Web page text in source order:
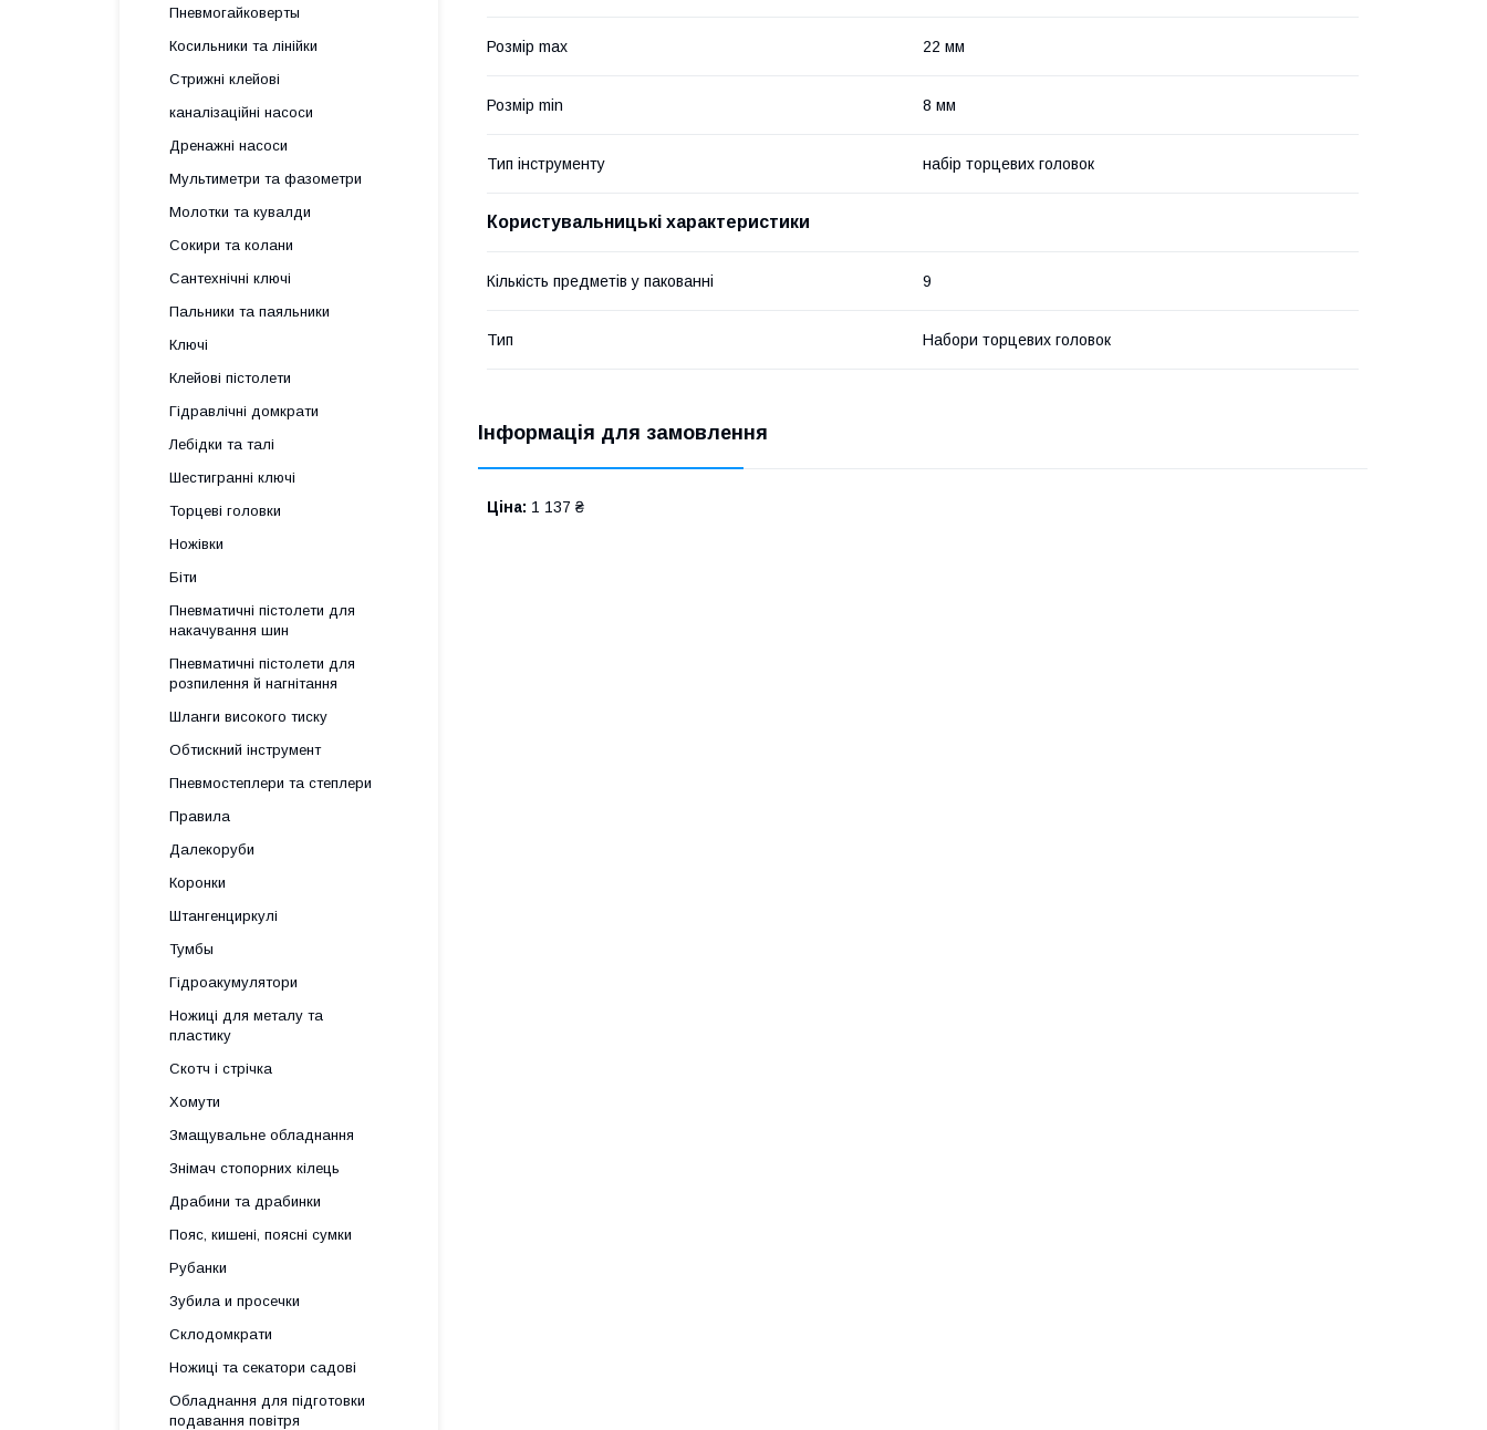
Розмір max 22 мм
Розмір min 8 мм
Тип інструменту набір торцевих головок
Користувальницькі характеристики
Кількість предметів у пакованні 9
Тип Набори торцевих головок
Інформація для замовлення
Ціна: 1 137 ₴
Пневмогайковерты
Косильники та лінійки
Стрижні клейові
каналізаційні насоси
Дренажні насоси
Мультиметри та фазометри
Молотки та кувалди
Сокири та колани
Сантехнічні ключі
Пальники та паяльники
Ключі
Клейові пістолети
Гідравлічні домкрати
Лебідки та талі
Шестигранні ключі
Торцеві головки
Ножівки
Біти
Пневматичні пістолети для
накачування шин
Пневматичні пістолети для
розпилення й нагнітання
Шланги високого тиску
Обтискний інструмент
Пневмостеплери та степлери
Правила
Далекоруби
Коронки
Штангенциркулі
Тумбы
Гідроакумулятори
Ножиці для металу та
пластику
Скотч і стрічка
Хомути
Змащувальне обладнання
Знімач стопорних кілець
Драбини та драбинки
Пояс, кишені, поясні сумки
Рубанки
Зубила и просечки
Склодомкрати
Ножиці та секатори садові
Обладнання для підготовки
подавання повітря